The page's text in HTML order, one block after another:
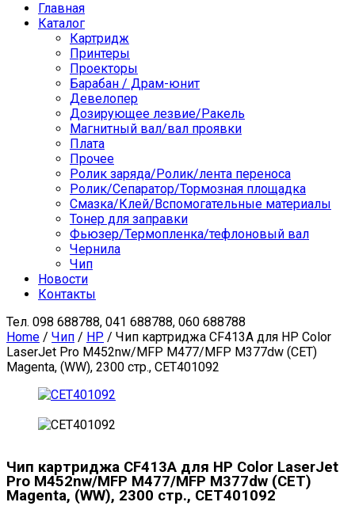
Главная
Каталог
Картридж
Принтеры
Проекторы
Барабан / Драм-юнит
Девелопер
Дозирующее лезвие/Ракель
Магнитный вал/вал проявки
Плата
Прочее
Ролик заряда/Ролик/лента переноса
Ролик/Сепаратор/Тормозная площадка
Смазка/Клей/Вспомогательные материалы
Тонер для заправки
Фьюзер/Термопленка/тефлоновый вал
Чернила
Чип
Новости
Контакты
Тел. 098 688788, 041 688788, 060 688788
Home / Чип / HP / Чип картриджа CF413A для HP Color
LaserJet Pro M452nw/MFP M477/MFP M377dw (CET)
Magenta, (WW), 2300 стр., CET401092
Чип картриджа CF413A для HP Color LaserJet
Pro M452nw/MFP M477/MFP M377dw (CET)
Magenta, (WW), 2300 стр., CET401092